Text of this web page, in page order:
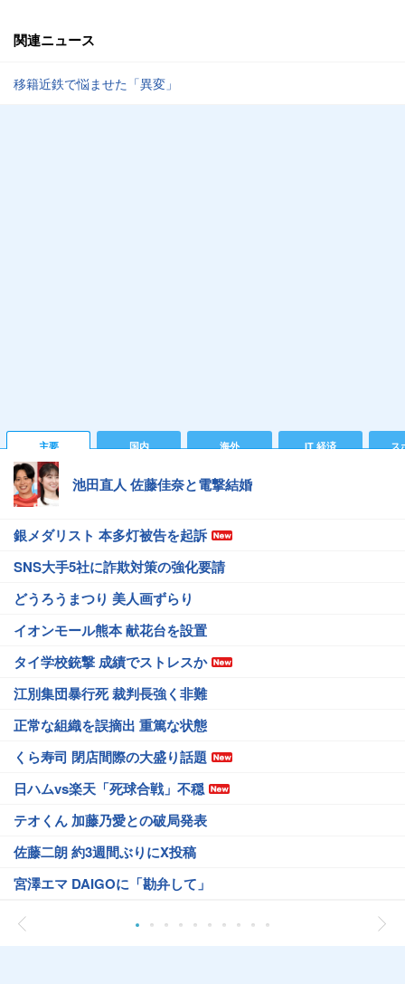
関連ニュース
移籍近鉄で悩ませた「異変」
主要 国内 海外 IT 経済 ス
池田直人 佐藤佳奈と電撃結婚
銀メダリスト 本多灯被告を起訴
SNS大手5社に詐欺対策の強化要請
どうろうまつり 美人画ずらり
イオンモール熊本 献花台を設置
タイ学校銃撃 成績でストレスか
江別集団暴行死 裁判長強く非難
正常な組織を誤摘出 重篤な状態
くら寿司 閉店間際の大盛り話題
日ハムvs楽天「死球合戦」不穏
テオくん 加藤乃愛との破局発表
佐藤二朗 約3週間ぶりにX投稿
宮澤エマ DAIGOに「勘弁して」